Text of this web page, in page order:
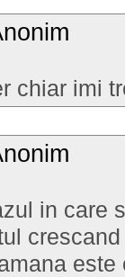
chiar imi
in care
este